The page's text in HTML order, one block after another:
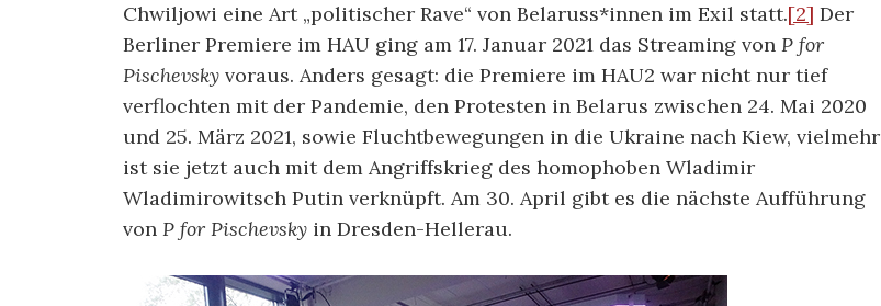
Chwiljowi eine Art „politischer Rave“ von Belaruss*innen im Exil statt.[2] Der
Berliner Premiere im HAU ging am 17. Januar 2021 das Streaming von P for
Pischevsky voraus. Anders gesagt: die Premiere im HAU2 war nicht nur tief
verflochten mit der Pandemie, den Protesten in Belarus zwischen 24. Mai 2020
und 25. März 2021, sowie Fluchtbewegungen in die Ukraine nach Kiew, vielmehr
ist sie jetzt auch mit dem Angriffskrieg des homophoben Wladimir
Wladimirowitsch Putin verknüpft. Am 30. April gibt es die nächste Aufführung
von P for Pischevsky in Dresden-Hellerau.